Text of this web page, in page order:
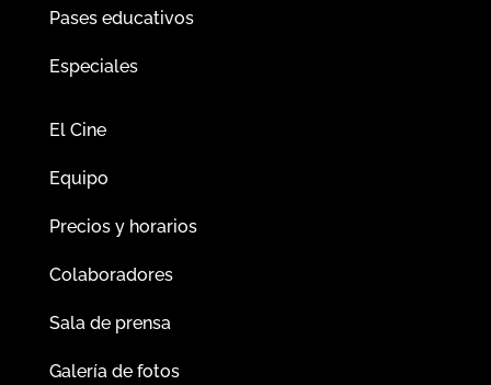
Pases educativos
Especiales
El Cine
Equipo
Precios y horarios
Colaboradores
Sala de prensa
Galería de fotos